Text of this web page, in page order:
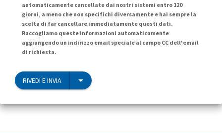
automaticamente cancellate dai nostri sistemi entro 120
giorni, a meno che non specifichi diversamente e hai sempre la
scelta di far cancellare immediatamente questi dati.
Raccogliamo queste informazioni automaticamente
aggiungendo un indirizzo email speciale al campo CC dell'email
di richiesta.
RIVEDI E INVIA